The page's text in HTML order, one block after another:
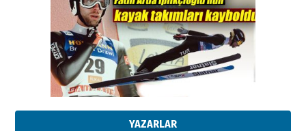
YAZARLAR
Kenan GÜLERCİ
Metin Külünk: Aileyi Korumak
11 Mayıs 2026 Pazartesi